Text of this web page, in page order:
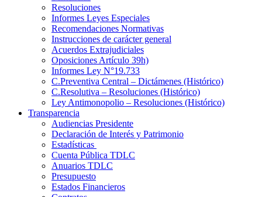
Resoluciones
Informes Leyes Especiales
Recomendaciones Normativas
Instrucciones de carácter general
Acuerdos Extrajudiciales
Oposiciones Artículo 39h)
Informes Ley N°19.733
C.Preventiva Central – Dictámenes (Histórico)
C.Resolutiva – Resoluciones (Histórico)
Ley Antimonopolio – Resoluciones (Histórico)
Transparencia
Audiencias Presidente
Declaración de Interés y Patrimonio
Estadísticas
Cuenta Pública TDLC
Anuarios TDLC
Presupuesto
Estados Financieros